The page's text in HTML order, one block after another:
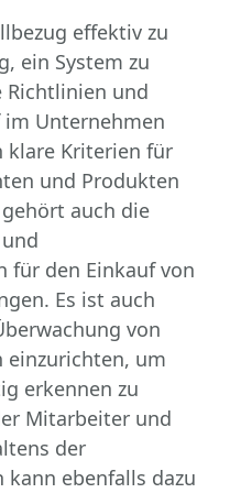
effektiv zu
ein System zu
Richtlinien und
im Unternehmen
klare Kriterien für
und Produkten
auch die
für den Einkauf von
Es ist auch
von
einzurichten, um
erkennen zu
Mitarbeiter und
der
ebenfalls dazu